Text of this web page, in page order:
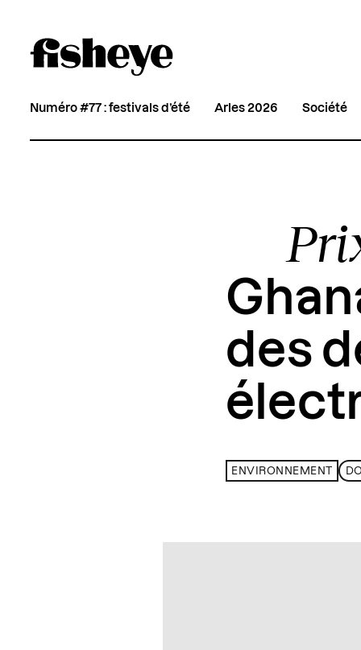
Numéro #77 : festivals d’été Arles 2026 Société
des
ENVIRONNEMENT